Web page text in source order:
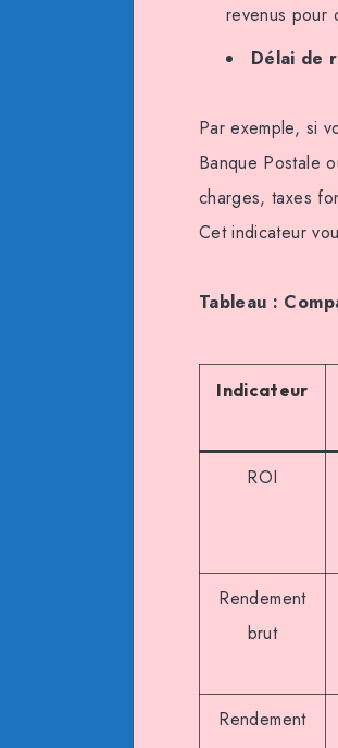
revenus pour
Délai de
Par exemple, si
Banque Postale
charges, taxes
Cet indicateur
Tableau :
Indicateur
ROI
Rendement
brut
Rendement